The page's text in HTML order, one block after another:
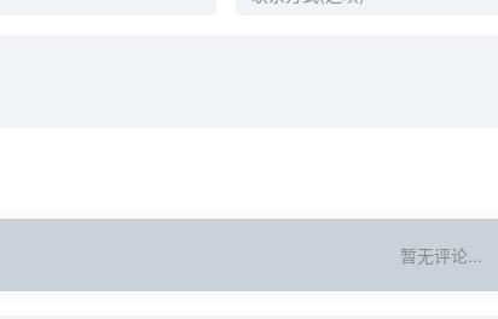
暂无评论...